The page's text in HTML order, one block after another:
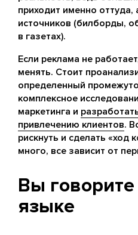
приходит именно оттуда,
источников (билборды,
в газетах).
Если реклама не
менять. Стоит
определенный
комплексное
маркетинга и
привлечению клиентов.
рискнуть и сделать «ход
много, все зависит от
Вы
языке